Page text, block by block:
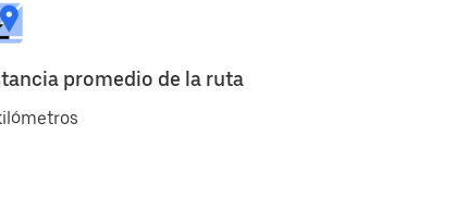
promedio de la ruta